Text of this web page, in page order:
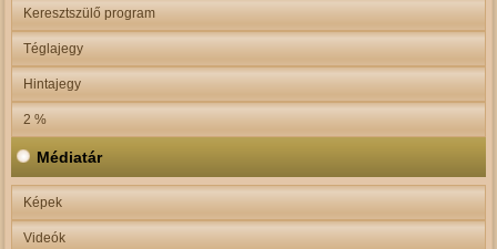
Keresztszülő program
Téglajegy
Hintajegy
2 %
Médiatár
Képek
Videók